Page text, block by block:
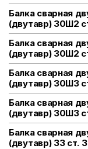
Балка сварная
(двутавр) 30Ш2
Балка сварная
(двутавр) 30Ш2
Балка сварная
(двутавр) 30Ш3
Балка сварная
(двутавр) 30Ш3
Балка сварная
(двутавр) 33 ст. 3